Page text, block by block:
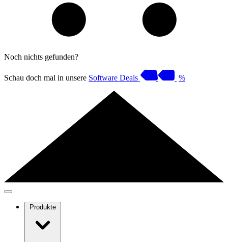
Noch nichts gefunden?
Schau doch mal in unsere Software Deals %
Produkte